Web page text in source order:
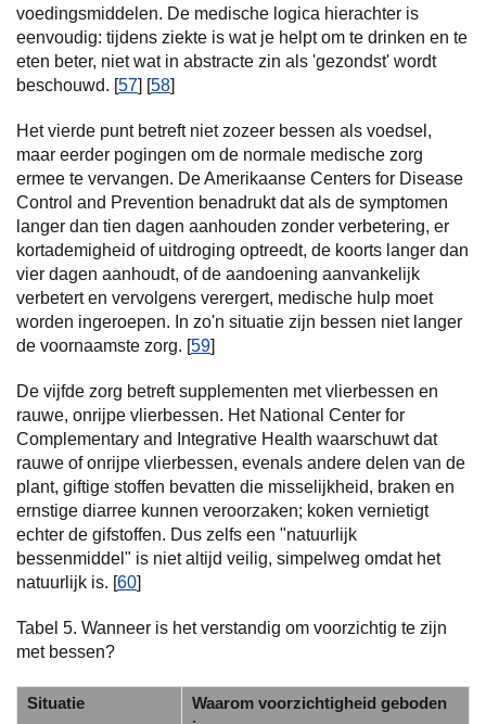
voedingsmiddelen. De medische logica hierachter is
eenvoudig: tijdens ziekte is wat je helpt om te drinken en te
eten beter, niet wat in abstracte zin als 'gezondst' wordt
beschouwd. [57] [58]
Het vierde punt betreft niet zozeer bessen als voedsel,
maar eerder pogingen om de normale medische zorg
ermee te vervangen. De Amerikaanse Centers for Disease
Control and Prevention benadrukt dat als de symptomen
langer dan tien dagen aanhouden zonder verbetering, er
kortademigheid of uitdroging optreedt, de koorts langer dan
vier dagen aanhoudt, of de aandoening aanvankelijk
verbetert en vervolgens verergert, medische hulp moet
worden ingeroepen. In zo'n situatie zijn bessen niet langer
de voornaamste zorg. [59]
De vijfde zorg betreft supplementen met vlierbessen en
rauwe, onrijpe vlierbessen. Het National Center for
Complementary and Integrative Health waarschuwt dat
rauwe of onrijpe vlierbessen, evenals andere delen van de
plant, giftige stoffen bevatten die misselijkheid, braken en
ernstige diarree kunnen veroorzaken; koken vernietigt
echter de gifstoffen. Dus zelfs een "natuurlijk
bessenmiddel" is niet altijd veilig, simpelweg omdat het
natuurlijk is. [60]
Tabel 5. Wanneer is het verstandig om voorzichtig te zijn
met bessen?
Situatie
Waarom voorzichtigheid geboden